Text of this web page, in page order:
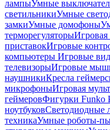
лампыУмные
светильникиУмные
замкиУмные домофоны
терморегуляторыИгровая
приставокИгровые
компьютеры Игровые
телевизорыИгровые
наушникиКресла
микрофоныИгровая
геймеровФигурки Funko
ноутбуковСветодиодные
техникаУмные роботы-